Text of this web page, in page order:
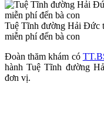
Tuệ Tĩnh đường Hải Đức
miễn phí đến bà con
Đoàn thăm khám có
hành Tuệ Tĩnh đường
đơn vị.